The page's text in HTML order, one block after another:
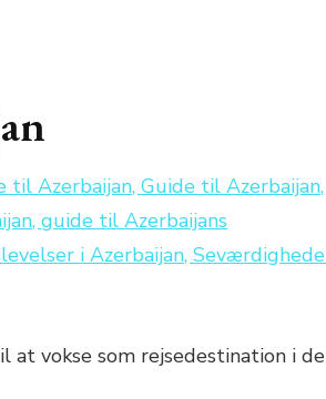
at vokse som rejsedestination i de